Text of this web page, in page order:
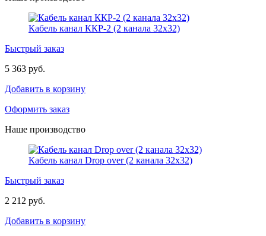
Кабель канал ККР-2 (2 канала 32х32)
Быстрый заказ
5 363 руб.
Добавить в корзину
Оформить заказ
Наше производство
Кабель канал Drop over (2 канала 32х32)
Быстрый заказ
2 212 руб.
Добавить в корзину